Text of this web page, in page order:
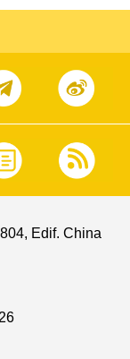
Edif. China